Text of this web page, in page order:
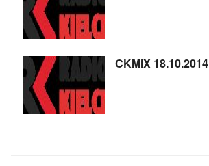
CKMiX 18.10.2014